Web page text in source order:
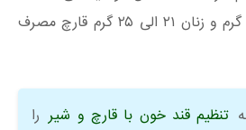
مردان در روز ۳۰ الی ۳۸ گرم و زنان ۲۱ الی ۲۵ گرم قارچ مصرف
تنظیم قند خون با قارچ و شیر را